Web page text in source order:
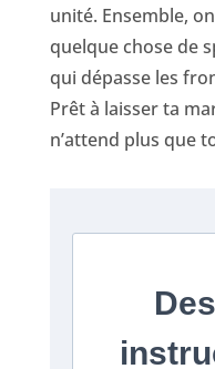
unité. Ensemble,
quelque chose de
qui dépasse les
Prêt à laisser ta
n’attend plus que